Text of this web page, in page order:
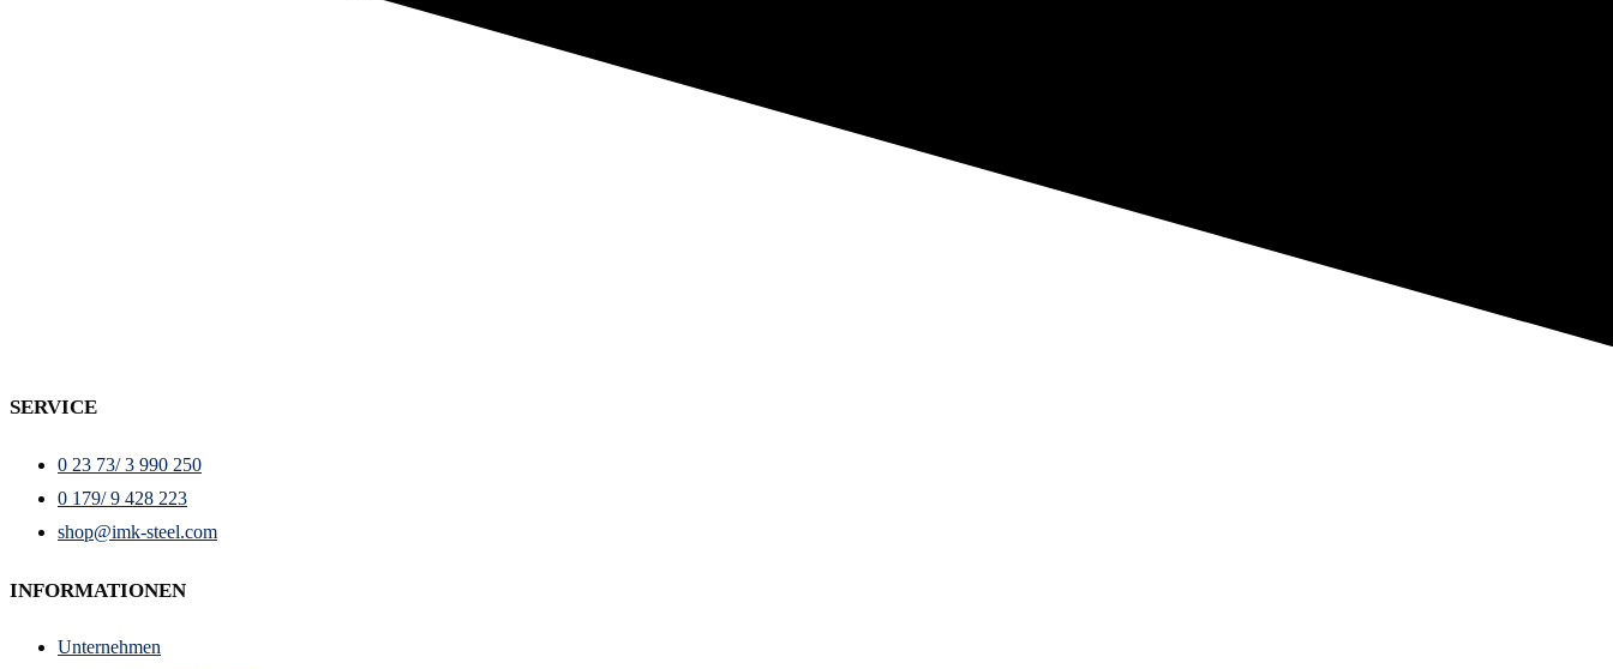
SERVICE
0 23 73/ 3 990 250
0 179/ 9 428 223
shop@imk-steel.com
INFORMATIONEN
Unternehmen